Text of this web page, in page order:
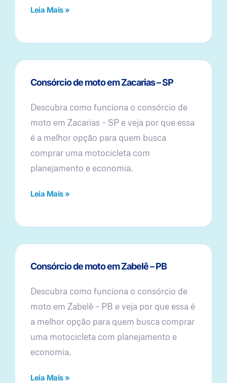
Leia Mais »
Consórcio de moto em Zacarias – SP
Descubra como funciona o consórcio de
moto em Zacarias – SP e veja por que essa
é a melhor opção para quem busca
comprar uma motocicleta com
planejamento e economia.
Leia Mais »
Consórcio de moto em Zabelê – PB
Descubra como funciona o consórcio de
moto em Zabelê – PB e veja por que essa é
a melhor opção para quem busca comprar
uma motocicleta com planejamento e
economia.
Leia Mais »